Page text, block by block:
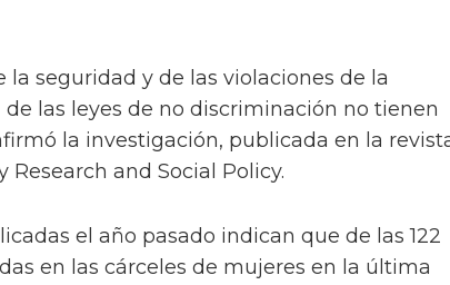
seguridad y de las violaciones de la
las leyes de no discriminación no tienen
la investigación, publicada en la
Research and Social Policy.
el año pasado indican que de las 122
en las cárceles de mujeres en la última